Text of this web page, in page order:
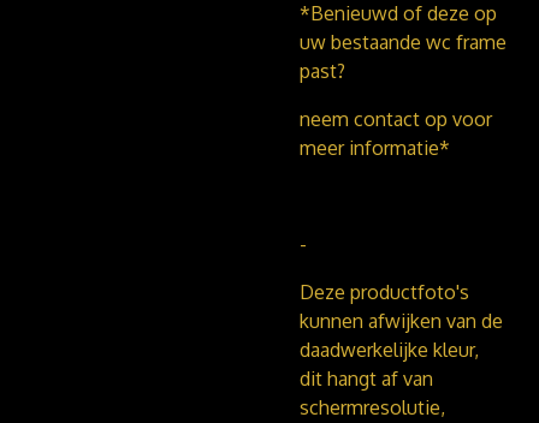
*Benieuwd of deze op
uw bestaande wc frame
past?
neem contact op voor
meer informatie*
-
Deze productfoto's
kunnen afwijken van de
daadwerkelijke kleur,
dit hangt af van
schermresolutie,